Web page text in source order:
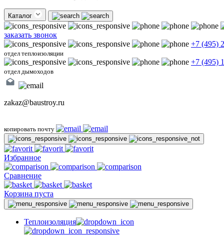
Каталог
заказать звонок
+7 (495)
отдел теплоизоляции
+7 (495)
отдел дымоходов
zakaz@baustroy.ru
копировать почту
Избранное
Сравнение
Корзина пуста
Теплоизоляция